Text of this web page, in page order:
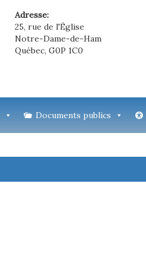
Adresse:
25, rue de l'Église
Notre-Dame-de-Ham
Québec, G0P 1C0
Documents publics